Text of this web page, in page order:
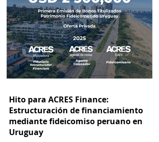
Hito para ACRES Finance:
Estructuración de financiamiento
mediante fideicomiso peruano en
Uruguay